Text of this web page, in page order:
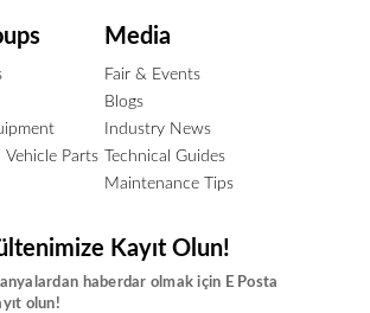
Vehicle Parts
Media
Fair & Events
Blogs
Industry News
Technical Guides
Maintenance Tips
Kayıt Olun!
haberdar olmak için E Posta
olun!